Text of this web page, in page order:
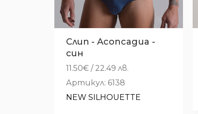
Слип - Aconcagua -
син
11.50€ / 22.49 лв.
Артикул: 6138
NEW SILHOUETTE